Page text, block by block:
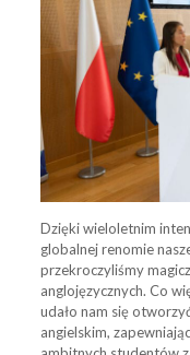
Dzięki wieloletnim
globalnej renomie
przekroczyliśmy
anglojęzycznych. Co
udało nam się
angielskim,